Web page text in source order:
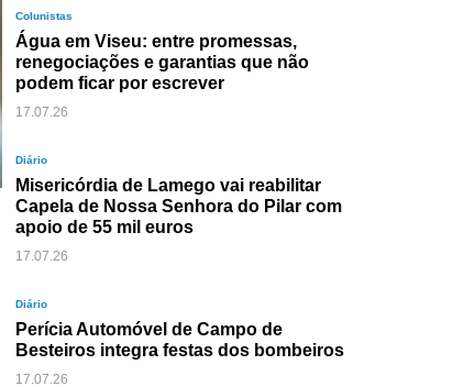
Colunistas
Água em Viseu: entre promessas,
renegociações e garantias que não
podem ficar por escrever
17.07.26
Diário
Misericórdia de Lamego vai reabilitar
Capela de Nossa Senhora do Pilar com
apoio de 55 mil euros
17.07.26
Diário
Perícia Automóvel de Campo de
Besteiros integra festas dos bombeiros
17.07.26